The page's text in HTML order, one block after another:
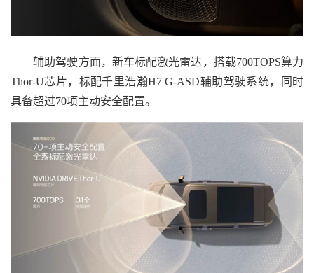
辅助驾驶方面，新车标配激光雷达，搭载700TOPS算力
Thor-U芯片，标配千里浩瀚H7 G-ASD辅助驾驶系统，同时
具备超过70项主动安全配置。